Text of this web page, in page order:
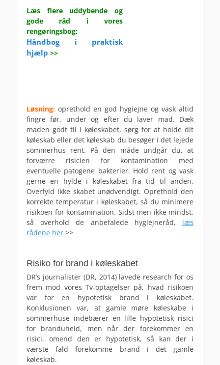
Læs flere uddybende og
gode råd i vores
rengøringsbog:
Håndbog i praktisk
hjælp >>
Løsning: oprethold en god hygiejne og vask altid
fingre før, under og efter du laver mad. Dæk
maden godt til i køleskabet, sørg for at holde dit
køleskab eller det køleskab du besøger i det lejede
sommerhus rent. På den måde undgår du, at
forværre risicien for kontamination med
eventuelle patogene bakterier. Hold rent og vask
gerne en hylde i køleskabet fra tid til anden.
Overfyld ikke skabet unødvendigt. Oprethold den
korrekte temperatur i køleskabet, så du minimere
risikoen for kontamination. Sidst men ikke mindst,
så overhold de anbefalede hygiejneråd, læs
rådene her >>
Risiko for brand i køleskabet
DR’s journalister (DR, 2014) lavede research for os
frem mod vores Tv-optagelser på, hvad risikoen
var for en hypotetisk brand i køleskabet.
Konklusionen var, at gamle møre køleskabe i
sommerhuse indebærer en lille hypotetisk risici
for branduheld, men når der forekommer en
risici, omend den er hypotetisk, så kan der i
værste fald forekomme brand i det gamle
køleskab.